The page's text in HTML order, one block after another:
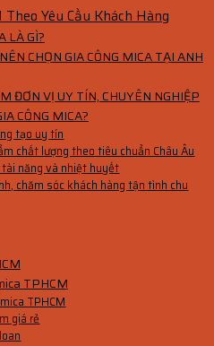
Theo Yêu Cầu Khách Hàng
LÀ GÌ?
CHỌN GIA CÔNG MICA TẠI ANH
ĐƠN VỊ UY TÍN, CHUYÊN NGHIỆP
CÔNG MICA?
tạo uy tín
chất lượng theo tiêu chuẩn Châu Âu
tài năng và nhiệt huyết
chăm sóc khách hàng tận tình chu
TPHCM
TPHCM
giá rẻ